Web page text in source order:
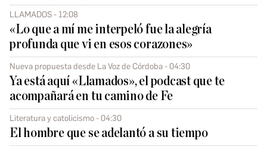
LLAMADOS - 12:08
«Lo que a mí me interpeló fue la alegría
profunda que vi en esos corazones»
Nueva propuesta desde La Voz de Córdoba - 04:30
Ya está aquí «Llamados», el podcast que te
acompañará en tu camino de Fe
Literatura y catolicismo - 04:30
El hombre que se adelantó a su tiempo